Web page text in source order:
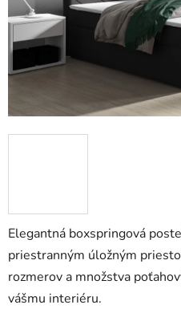
Elegantná boxspringová
priestranným úložným
rozmerov a množstva
vášmu interiéru.